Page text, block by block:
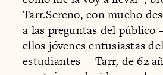
Tarr.Sereno, con mucho
a las preguntas del
ellos jóvenes entusiastas
estudiantes— Tarr, de 62